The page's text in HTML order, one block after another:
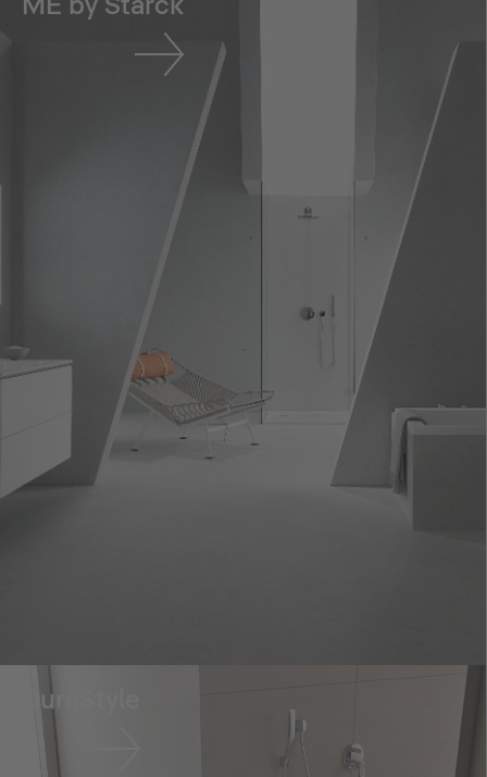
DuraStyle